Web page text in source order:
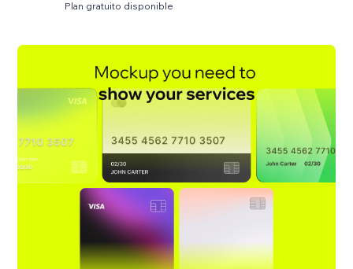
Plan gratuito disponible